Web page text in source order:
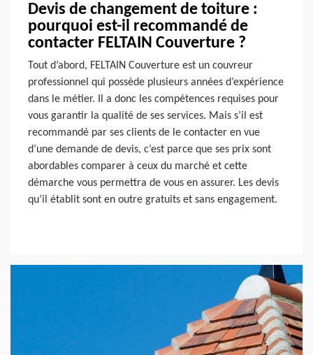
Devis de changement de toiture :
pourquoi est-il recommandé de
contacter FELTAIN Couverture ?
Tout d’abord, FELTAIN Couverture est un couvreur
professionnel qui possède plusieurs années d’expérience
dans le métier. Il a donc les compétences requises pour
vous garantir la qualité de ses services. Mais s’il est
recommandé par ses clients de le contacter en vue
d’une demande de devis, c’est parce que ses prix sont
abordables comparer à ceux du marché et cette
démarche vous permettra de vous en assurer. Les devis
qu’il établit sont en outre gratuits et sans engagement.